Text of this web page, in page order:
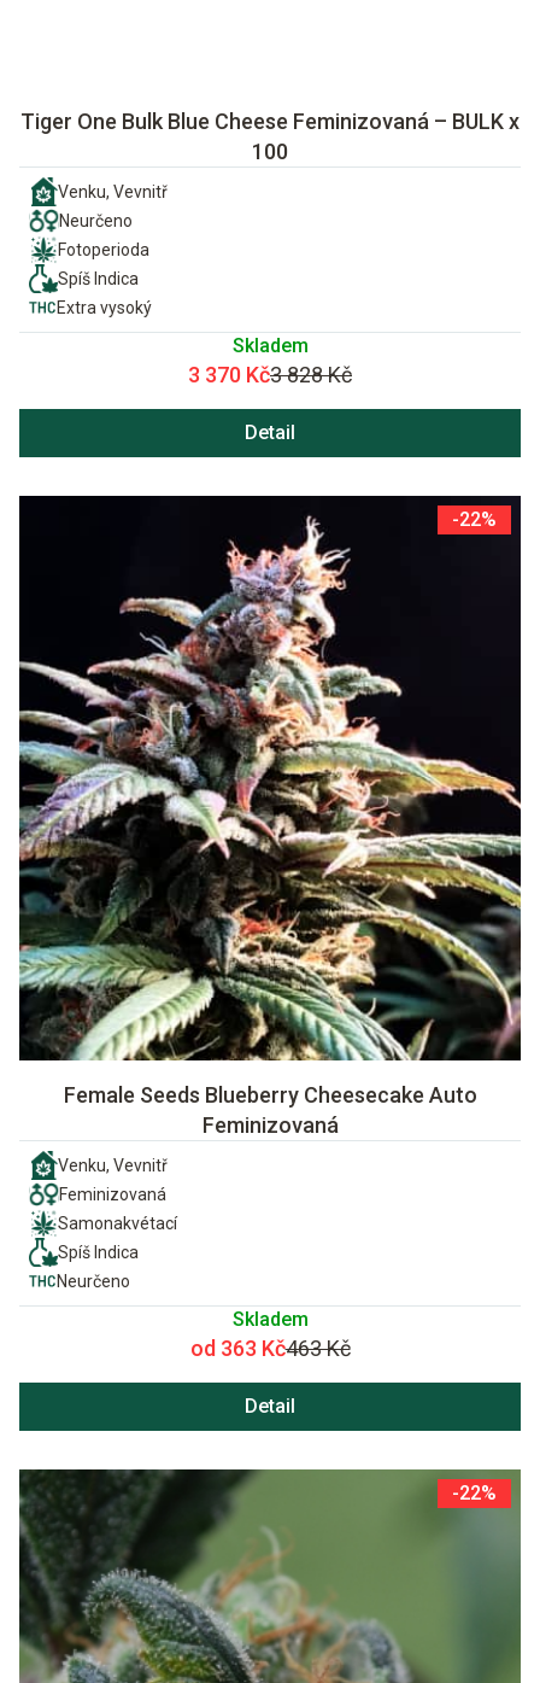
Tiger One Bulk Blue Cheese Feminizovaná – BULK x
100
Venku, Vevnitř
Neurčeno
Fotoperioda
Spíš Indica
Extra vysoký
Skladem
3 370 Kč3 828 Kč
Detail
-22%
Female Seeds Blueberry Cheesecake Auto
Feminizovaná
Venku, Vevnitř
Feminizovaná
Samonakvétací
Spíš Indica
Neurčeno
Skladem
od 363 Kč463 Kč
Detail
-22%